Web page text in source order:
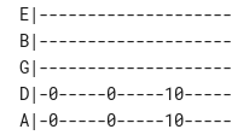
D|-0-----0-----
A|-0-----0-----